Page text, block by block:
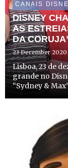
CANAIS
DISNEY
AS
DA
23 December 2020
Lisboa, 23 de
grande no
“Sydney &
histórias